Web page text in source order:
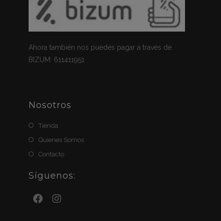
Ahora también nos puedes pagar a través de
BIZUM: 611411951
Nosotros
Tienda
Quienes Somos
Contacto
Síguenos: